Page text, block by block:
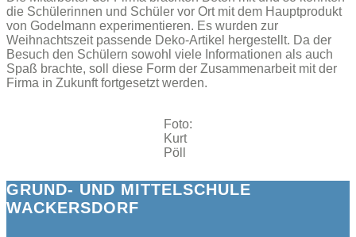
die Schülerinnen und Schüler vor Ort mit dem Hauptprodukt
von Godelmann experimentieren. Es wurden zur
Weihnachtszeit passende Deko-Artikel hergestellt. Da der
Besuch den Schülern sowohl viele Informationen als auch
Spaß brachte, soll diese Form der Zusammenarbeit mit der
Firma in Zukunft fortgesetzt werden.
Foto:
Kurt
Pöll
GRUND- UND MITTELSCHULE
WACKERSDORF